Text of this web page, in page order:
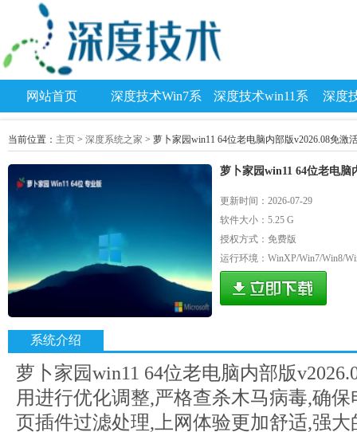
网站首页 深度技术Win7系 深度技术win11系 深度
当前位置： 主页 > 深度系统之家 > 萝卜家园win11 64位老电脑内部版v2026.08免激
萝卜家园win11 64位老电脑
更新时间：2026-07-29
软件大小：5.25 G
授权方式：免费版
运行环境：WinXP/Win7/Win8/
系统介绍
萝卜家园win11 64位老电脑内部版
用进行优化调整,严格查杀木马病毒,确
页插件过滤处理,上网体验更加舒适,强